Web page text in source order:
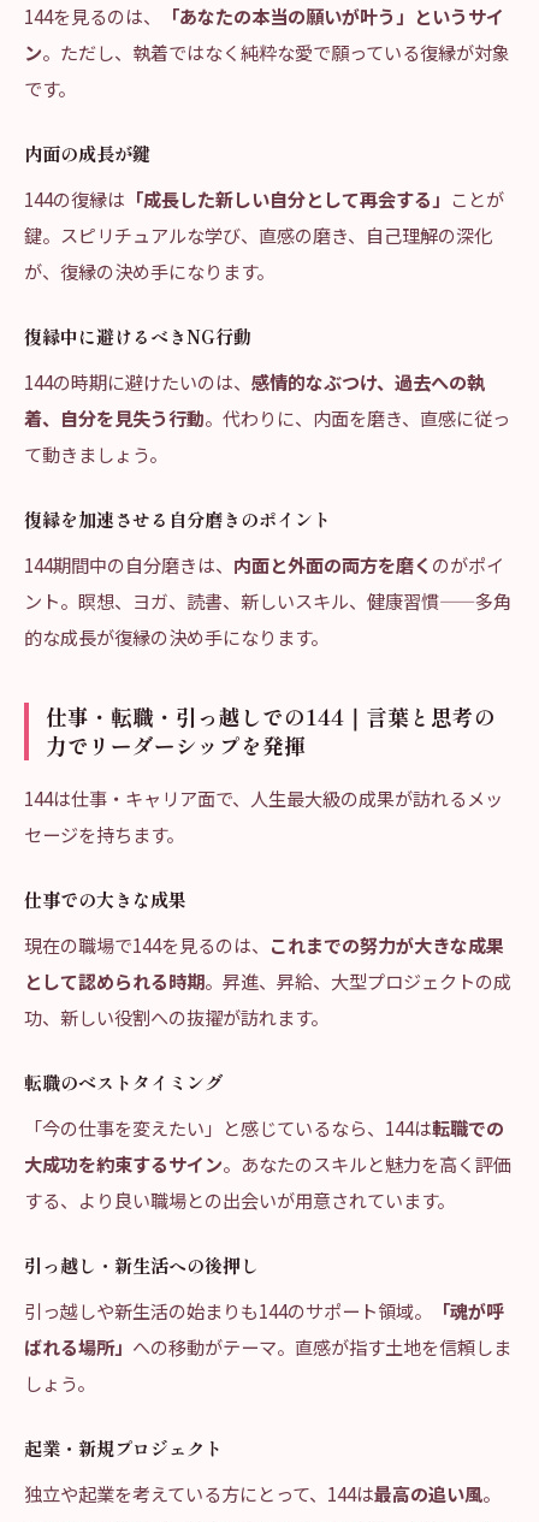
144を見るのは、
「あなたの本当の願いが叶う」というサイ
ン。ただし、執着ではなく純粋な愛で願っている復縁が対象
です。
内面の成長が鍵
144の復縁は 「成長した新しい自分として再会する」 ことが
鍵。スピリチュアルな学び、直感の磨き、自己理解の深化
が、復縁の決め手になります。
復縁中に避けるべきNG行動
144の時期に避けたいのは、 感情的なぶつけ、過去への執
着、自分を見失う行動。代わりに、内面を磨き、直感に従っ
て動きましょう。
復縁を加速させる自分磨きのポイント
144期間中の自分磨きは、 内面と外面の両方を磨く のがポイ
ント。瞑想、ヨガ、読書、新しいスキル、健康習慣——多角
的な成長が復縁の決め手になります。
仕事・転職・引っ越しでの144｜言葉と思考の
力でリーダーシップを発揮
144は仕事・キャリア面で、人生最大級の成果が訪れるメッ
セージを持ちます。
仕事での大きな成果
現在の職場で144を見るのは、 これまでの努力が大きな成果
として認められる時期。昇進、昇給、大型プロジェクトの成
功、新しい役割への抜擢が訪れます。
転職のベストタイミング
「今の仕事を変えたい」と感じているなら、144は転職での
大成功を約束するサイン。あなたのスキルと魅力を高く評価
する、より良い職場との出会いが用意されています。
引っ越し・新生活への後押し
引っ越しや新生活の始まりも144のサポート領域。
「魂が呼
ばれる場所」 への移動がテーマ。直感が指す土地を信頼しま
しょう。
起業・新規プロジェクト
独立や起業を考えている方にとって、144は最高の追い風。